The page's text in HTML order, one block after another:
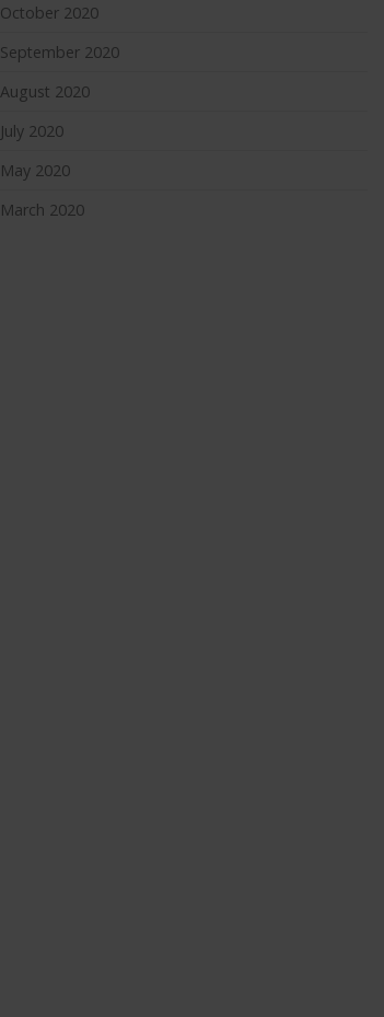
October 2020
September 2020
August 2020
July 2020
May 2020
March 2020